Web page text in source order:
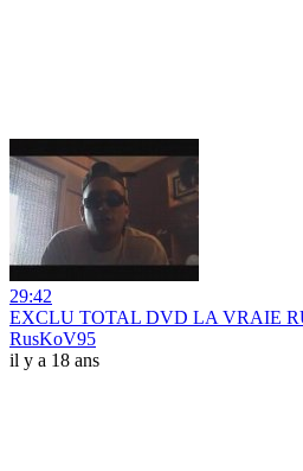
29:42
EXCLU TOTAL DVD LA VRAIE
RusKoV95
il y a 18 ans